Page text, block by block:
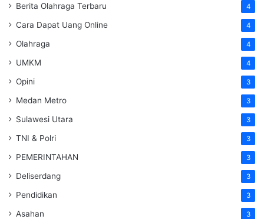
Berita Olahraga Terbaru 4
Cara Dapat Uang Online 4
Olahraga 4
UMKM 4
Opini 3
Medan Metro 3
Sulawesi Utara 3
TNI & Polri 3
PEMERINTAHAN 3
Deliserdang 3
Pendidikan 3
Asahan 3